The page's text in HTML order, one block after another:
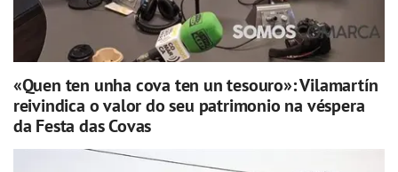
«Quen ten unha cova ten un tesouro»: Vilamartín
reivindica o valor do seu patrimonio na véspera
da Festa das Covas